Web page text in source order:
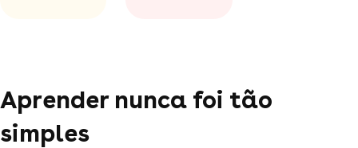
Aprender nunca foi tão
simples